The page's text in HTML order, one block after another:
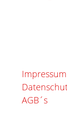
Impressum
AGB´s